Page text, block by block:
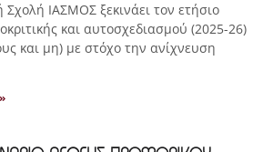
ΙΑΣΜΟΣ ξεκινάει τον ετήσιο
και αυτοσχεδιασμού (2025-26)
και μη) με στόχο την ανίχνευση